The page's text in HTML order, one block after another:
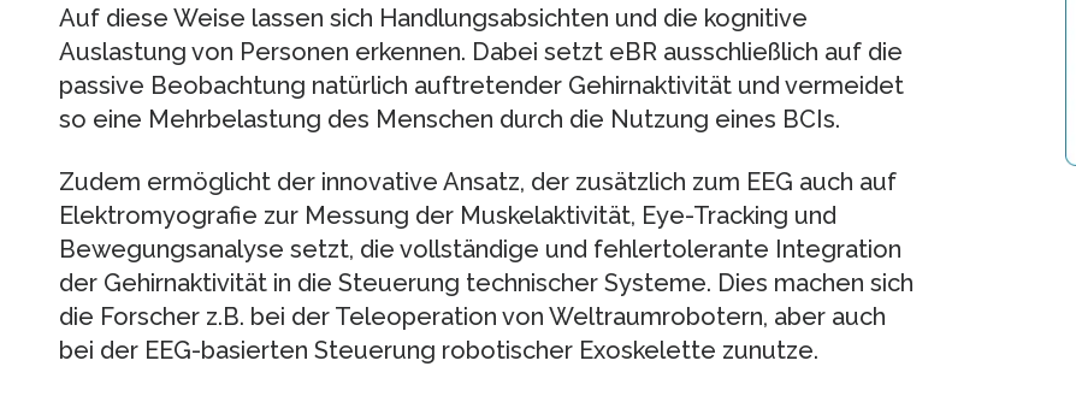
Auf diese Weise lassen sich Handlungsabsichten und die kognitive
Auslastung von Personen erkennen. Dabei setzt eBR ausschließlich auf die
passive Beobachtung natürlich auftretender Gehirnaktivität und vermeidet
so eine Mehrbelastung des Menschen durch die Nutzung eines BCIs.
Zudem ermöglicht der innovative Ansatz, der zusätzlich zum EEG auch auf
Elektromyografie zur Messung der Muskelaktivität, Eye-Tracking und
Bewegungsanalyse setzt, die vollständige und fehlertolerante Integration
der Gehirnaktivität in die Steuerung technischer Systeme. Dies machen sich
die Forscher z.B. bei der Teleoperation von Weltraumrobotern, aber auch
bei der EEG-basierten Steuerung robotischer Exoskelette zunutze.